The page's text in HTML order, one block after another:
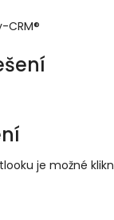
CRM®
je možné